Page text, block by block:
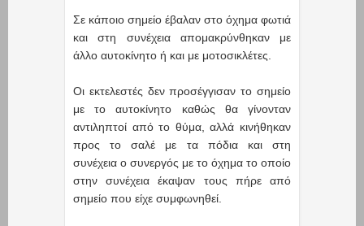
Σε κάποιο σημείο έβαλαν στο όχημα φωτιά
και στη συνέχεια απομακρύνθηκαν με
άλλο αυτοκίνητο ή και με μοτοσικλέτες.
Οι εκτελεστές δεν προσέγγισαν το σημείο
με το αυτοκίνητο καθώς θα γίνονταν
αντιληπτοί από το θύμα, αλλά κινήθηκαν
προς το σαλέ με τα πόδια και στη
συνέχεια ο συνεργός με το όχημα το οποίο
στην συνέχεια έκαψαν τους πήρε από
σημείο που είχε συμφωνηθεί.